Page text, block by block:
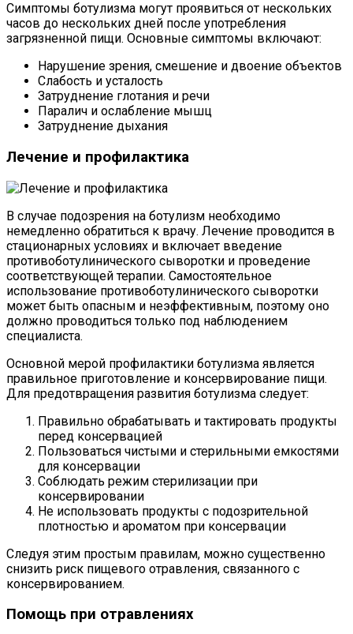
Симптомы ботулизма могут проявиться от нескольких
часов до нескольких дней после употребления
загрязненной пищи. Основные симптомы включают:
Нарушение зрения, смешение и двоение объектов
Слабость и усталость
Затруднение глотания и речи
Паралич и ослабление мышц
Затруднение дыхания
Лечение и профилактика
В случае подозрения на ботулизм необходимо
немедленно обратиться к врачу. Лечение проводится в
стационарных условиях и включает введение
противоботулинического сыворотки и проведение
соответствующей терапии. Самостоятельное
использование противоботулинического сыворотки
может быть опасным и неэффективным, поэтому оно
должно проводиться только под наблюдением
специалиста.
Основной мерой профилактики ботулизма является
правильное приготовление и консервирование пищи.
Для предотвращения развития ботулизма следует:
Правильно обрабатывать и тактировать продукты
перед консервацией
Пользоваться чистыми и стерильными емкостями
для консервации
Соблюдать режим стерилизации при
консервировании
Не использовать продукты с подозрительной
плотностью и ароматом при консервации
Следуя этим простым правилам, можно существенно
снизить риск пищевого отравления, связанного с
консервированием.
Помощь при отравлениях